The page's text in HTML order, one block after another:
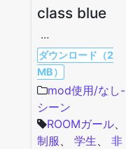
class blue
…
ダウンロード（2
MB）
mod使用/なし-
シーン
ROOMガール、
制服
学生
非